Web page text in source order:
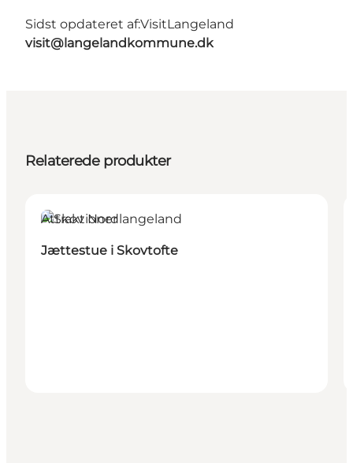
Sidst opdateret af:VisitLangeland
visit@langelandkommune.dk
Relaterede produkter
Attraktioner
Jættestue i Skovtofte